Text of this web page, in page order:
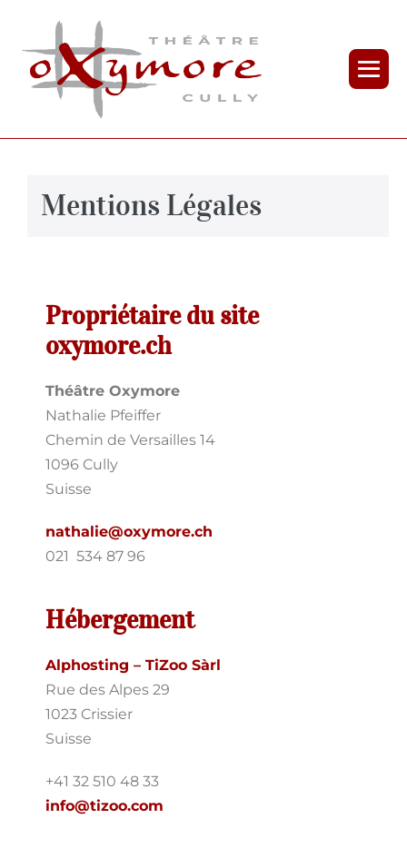
Mentions Légales
Propriétaire du site
oxymore.ch
Théâtre Oxymore
Nathalie Pfeiffer
Chemin de Versailles 14
1096 Cully
Suisse
nathalie@oxymore.ch
021 534 87 96
Hébergement
Alphosting – TiZoo Sàrl
Rue des Alpes 29
1023 Crissier
Suisse
+41 32 510 48 33
info@tizoo.com